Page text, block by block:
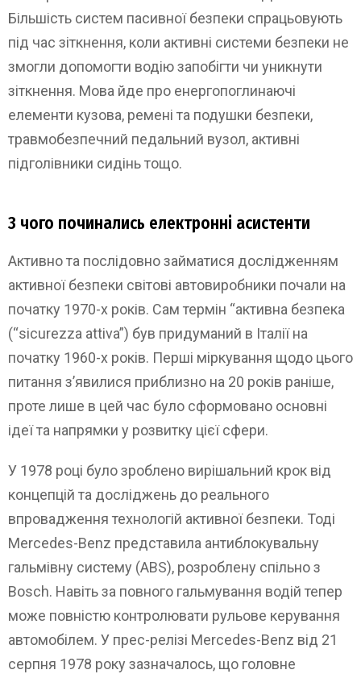
Більшість систем пасивної безпеки спрацьовують
під час зіткнення, коли активні системи безпеки не
змогли допомогти водію запобігти чи уникнути
зіткнення. Мова йде про енергопоглинаючі
елементи кузова, ремені та подушки безпеки,
травмобезпечний педальний вузол, активні
підголівники сидінь тощо.
З чого починались електронні асистенти
Активно та послідовно займатися дослідженням
активної безпеки світові автовиробники почали на
початку 1970-х років. Сам термін “активна безпека
(“sicurezza attiva”) був придуманий в Італії на
початку 1960-х років. Перші міркування щодо цього
питання з’явилися приблизно на 20 років раніше,
проте лише в цей час було сформовано основні
ідеї та напрямки у розвитку цієї сфери.
У 1978 році було зроблено вирішальний крок від
концепцій та досліджень до реального
впровадження технологій активної безпеки. Тоді
Mercedes-Benz представила антиблокувальну
гальмівну систему (ABS), розроблену спільно з
Bosch. Навіть за повного гальмування водій тепер
може повністю контролювати рульове керування
автомобілем. У прес-релізі Mercedes-Benz від 21
серпня 1978 року зазначалось, що головне